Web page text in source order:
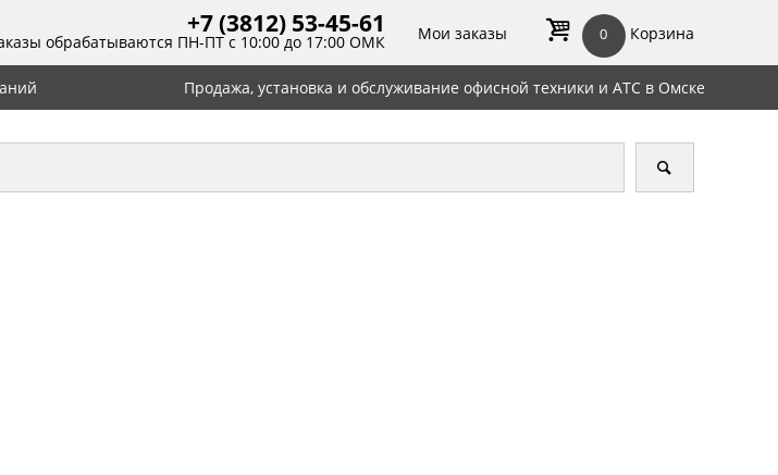
+7 (3812) 53-45-61
обрабатываются ПН-ПТ с 10:00 до 17:00 ОМК Мои заказы 0 Корзина
Продажа, установка и обслуживание офисной техники и АТС в Омске